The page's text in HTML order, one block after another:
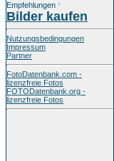
Empfehlungen *
Bilder kaufen
Nutzungsbedingungen
Impressum
Partner
FotoDatenbank.com -
lizenzfreie Fotos
FOTODatenbank.org -
lizenzfreie Fotos